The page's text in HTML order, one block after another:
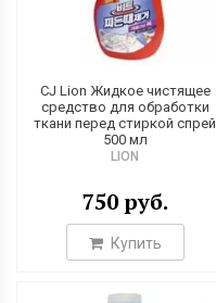
CJ Lion Жидкое чистящее
средство для обработки
ткани перед стиркой спрей
500 мл
LION
750 руб.
Купить